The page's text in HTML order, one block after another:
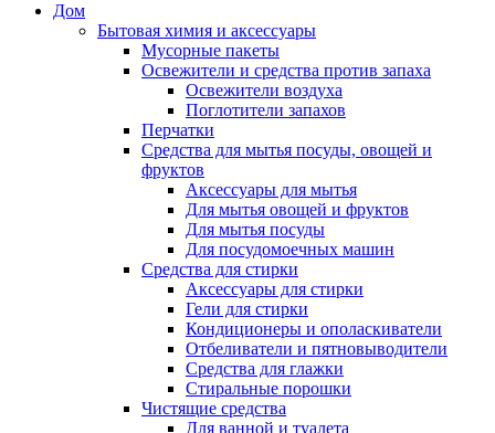
Дом
Бытовая химия и аксессуары
Мусорные пакеты
Освежители и средства против запаха
Освежители воздуха
Поглотители запахов
Перчатки
Средства для мытья посуды, овощей и
фруктов
Аксессуары для мытья
Для мытья овощей и фруктов
Для мытья посуды
Для посудомоечных машин
Средства для стирки
Аксессуары для стирки
Гели для стирки
Кондиционеры и ополаскиватели
Отбеливатели и пятновыводители
Средства для глажки
Стиральные порошки
Чистящие средства
Для ванной и туалета